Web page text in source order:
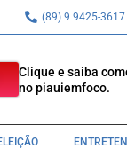
(89) 9 9425-3617
Clique e saiba
no piauiemfoco.